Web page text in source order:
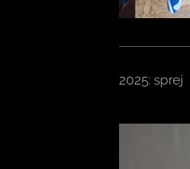
2025: sprej